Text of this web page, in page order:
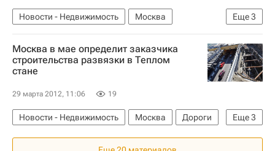
Еще3
Новости - Недвижимость
Москва
Социальная инфраструктура
Проект
Россия
Москва в мае определит заказчика
строительства развязки в Теплом
стане
29 марта 2012, 11:06 19
Еще3
Новости - Недвижимость Москва
Дороги
Инфраструктура
Строительство
Россия